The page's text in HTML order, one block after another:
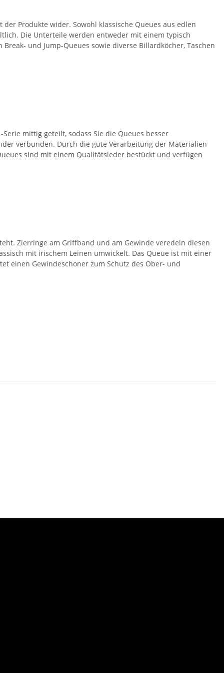
Produkte wider. Sowohl klassische Queues aus edlen
Die Unterteile werden entweder mit einem typisch
und Jump-Queues sowie diverse Billardköcher, Taschen
mittig geteilt, sodass Sie die Queues besser
verbunden. Durch die gute Verarbeitung der Materialien
sind mit einem Qualitätsleder bestückt und verfügen
Zierringe am Griffband und am Gewinde veredeln diesen
mit irischem Leinen umwickelt. Das Queue ist mit einer
einen Gewindeschoner zum Schutz des Ober- und